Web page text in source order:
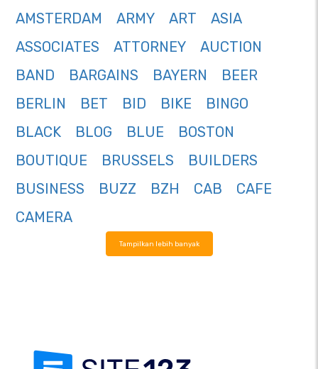
AMSTERDAM
ARMY ART
ASIA
ASSOCIATES
ATTORNEY
AUCTION
BAND
BARGAINS BAYERN
BEER
BERLIN
BET BID BIKE
BINGO
BLACK
BLOG BLUE
BOSTON
BOUTIQUE
BRUSSELS
BUILDERS
BUSINESS
BUZZ BZH CAB
CAFE
CAMERA
Tampilkan lebih banyak